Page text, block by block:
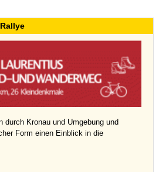
durch Kronau und Umgebung und
Form einen Einblick in die